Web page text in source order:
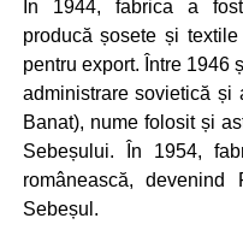
În 1944, fabrica a
producă șosete și
pentru export. Între 1946
administrare sovietică și
Banat), nume folosit și
Sebeșului. În 1954,
românească,
Sebeșul.